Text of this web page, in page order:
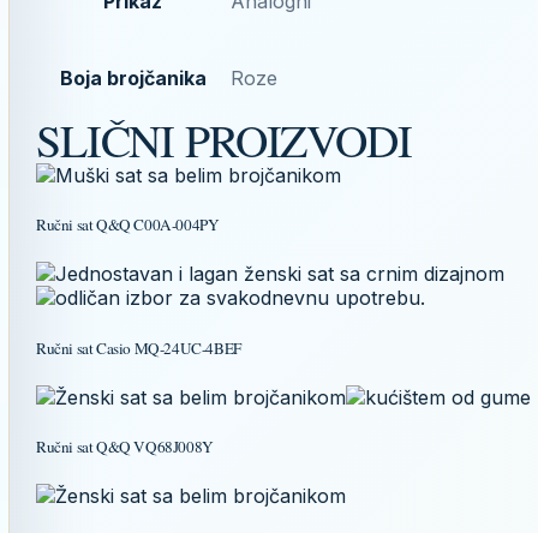
Boja brojčanika Roze
SLIČNI PROIZVODI
Ručni sat Q&Q C00A-004PY
Ručni sat Casio MQ-24UC-4BEF
Ručni sat Q&Q VQ68J008Y